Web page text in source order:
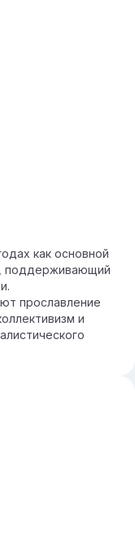
как основной
поддерживающий
прославление
и